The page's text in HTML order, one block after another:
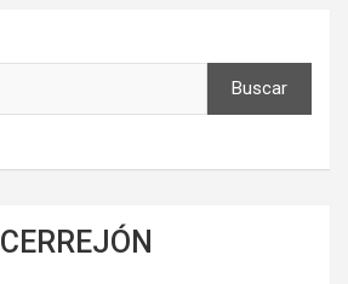
Buscar
CERREJÓN